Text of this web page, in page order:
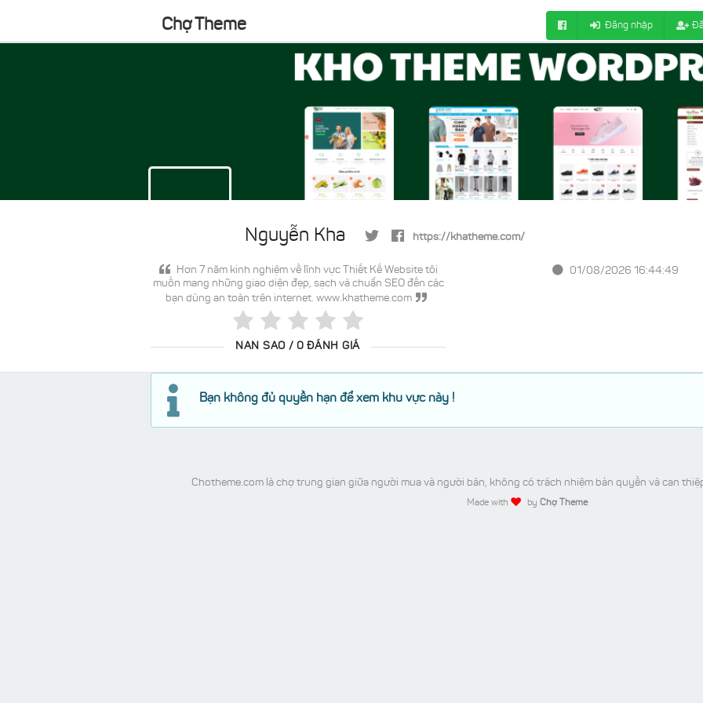
Chợ Theme Đăng nhập
Nguyễn Kha https://khatheme.com/
Hơn 7 năm kinh nghiệm về lĩnh vực Thiết Kế Website tôi
muốn mang những giao diện đẹp, sạch và chuẩn SEO đến các
bạn dùng an toàn trên internet. www.khatheme.com
NAN SAO / 0 ĐÁNH GIÁ
01/08/2026 16:44:49
Bạn không đủ quyền hạn để xem khu vực này !
Chotheme.com là chợ trung gian giữa người mua và người bán, không có trách nhiệm bản quyền và can
Made with by Chợ Theme